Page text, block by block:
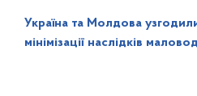
Україна та Молдова
мінімізації наслідків